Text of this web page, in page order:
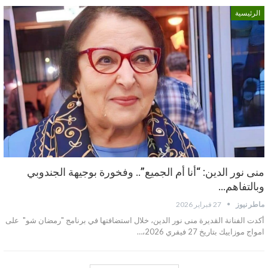
الرئيسية
منى نور الدين: “أنا أم الجميع”.. وفخورة بوجيهة الجندوبي
وبالتفاهم…
ماطر نيوز 27 فبراير 2026
أكدت الفنانة القديرة منى نور الدين، خلال استضافتها في برنامج "رمضان شو" على
امواج موزاييك بتاريخ 27 فيفري 2026،…